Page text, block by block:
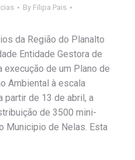
By Filipa Pais
da Região do Planalto
Entidade Gestora de
de um Plano de
Ambiental à escala
partir de 13 de abril, a
de 3500 mini-
Municipio de Nelas. Esta